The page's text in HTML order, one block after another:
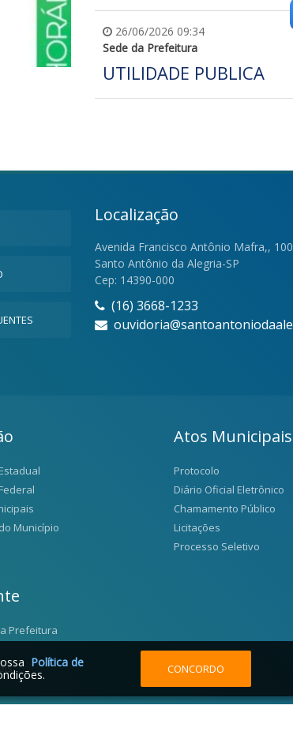
26/06/2026 09:34
Sede da Prefeitura
UTILIDADE PUBLICA
Localização
Avenida Francisco Antônio Mafra,,
Santo Antônio da Alegria-SP
Cep: 14390-000
(16) 3668-1233
Município
Atos Municipais
Protocolo
Diário Oficial Eletrônico
Chamamento Público
Licitações
Processo Seletivo
Prefeitura
Política de
CONCORDO